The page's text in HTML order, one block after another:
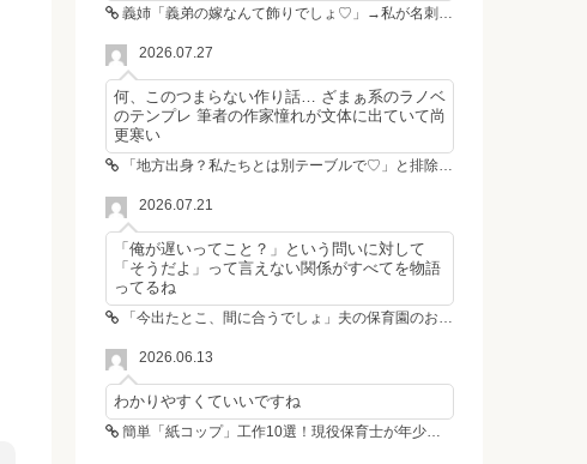
義姉「義弟の嫁なんて飾りでしょ♡」→私が名刺を置いた瞬間、不倫相手が青ざめた
2026.07.27
何、このつまらない作り話… ざまぁ系のラノベ
のテンプレ 筆者の作家憧れが文体に出ていて尚
更寒い
「地方出身？私たちとは別テーブルで♡」と排除した女性4人組→その後4人が青ざめたワケ
2026.07.21
「俺が遅いってこと？」という問いに対して
「そうだよ」って言えない関係がすべてを物語
ってるね
「今出たとこ、間に合うでしょ」夫の保育園のお迎え遅刻に走る私、位置情報共有で逆転しました
2026.06.13
わかりやすくていいですね
簡単「紙コップ」工作10選！現役保育士が年少さんも作れる工作＆遊び方を紹介